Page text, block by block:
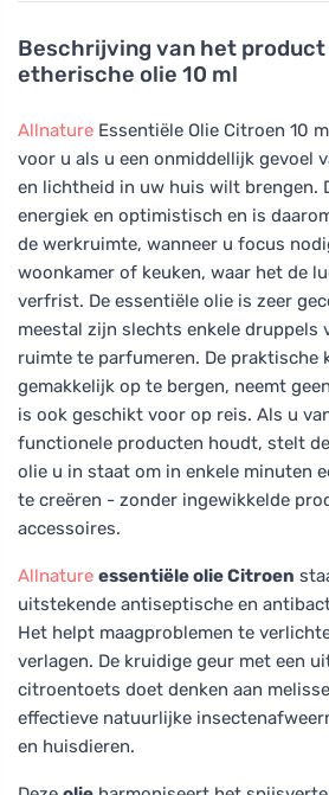
Beschrijving van het product
etherische olie 10 ml
Allnature Essentiële Olie Citroen 10
voor u als u een onmiddellijk gevoel
en lichtheid in uw huis wilt brengen.
energiek en optimistisch en is
de werkruimte, wanneer u focus
woonkamer of keuken, waar het de
verfrist. De essentiële olie is zeer
meestal zijn slechts enkele druppels
ruimte te parfumeren. De praktische
gemakkelijk op te bergen, neemt
is ook geschikt voor op reis. Als u
functionele producten houdt, stelt
olie u in staat om in enkele minuten
te creëren - zonder ingewikkelde
accessoires.
Allnature essentiële olie Citroen
uitstekende antiseptische en
Het helpt maagproblemen te
verlagen. De kruidige geur met een
citroentoets doet denken aan
effectieve natuurlijke
en huisdieren.